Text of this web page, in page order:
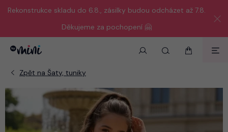
Rekonstrukce skladu do 6.8., zásilky budou odcházet až 7.8.
Děkujeme za pochopení 🤗